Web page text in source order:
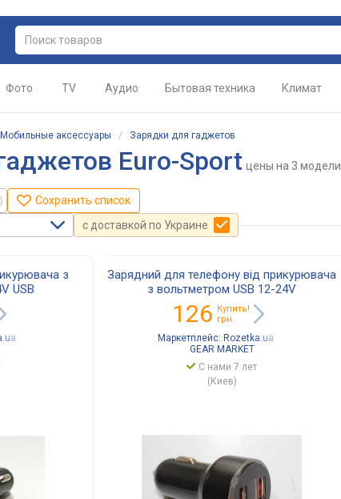
Фото TV Аудио Бытовая техника Климат
Мобильные аксессуары / Зарядки для гаджетов
Euro-Sport цены на 3 модели
Сохранить список
с доставкой по Украине
з
USB
Зарядний для телефону від прикурювача
з вольтметром USB 12-24V
126 Купить!
грн.
Маркетплейс: Rozetka.ua
GEAR MARKET
С нами 7 лет
(Киев)